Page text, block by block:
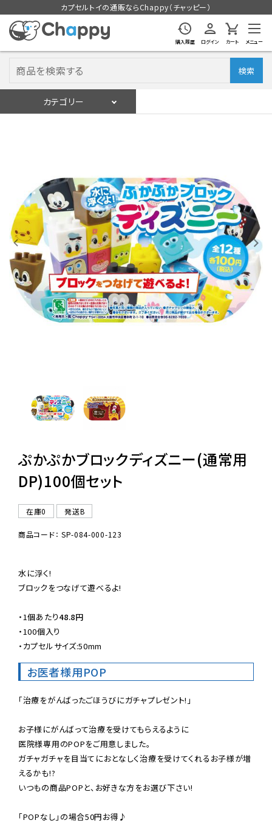
カプセルトイの通販ならChappy（チャッピー）
購入履歴 ログイン カート メニュー
検索
カテゴリー
カプセルトイマシン本体
カプセルトイ
販促用空カプセル
レンタル
景品・玩具・文具
よくあるご質問
06-6282-7659
ぷかぷかブロックディズニー(通常用
DP)100個セット
在庫0 発送B
商品コード： SP-084-000-123
水に浮く!
ブロックをつなげて遊べるよ!
・ 1個あたり48.8円
・100個入り
・カプセルサイズ:50mm
お医者様用POP
「治療をがんばったごほうびにガチャプレゼント!」
お子様にがんばって治療を受けてもらえるように
医院様専用のPOPをご用意しました。
ガチャガチャを目当てにおとなしく治療を受けてくれるお子様が増
えるかも!?
いつもの商品POPと、お好きな方をお選び下さい!
「POPなし」の場合50円お得♪